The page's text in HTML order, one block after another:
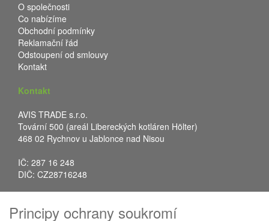
O společnosti
Co nabízíme
Obchodní podmínky
Reklamační řád
Odstoupení od smlouvy
Kontakt
Kontakt
AVIS TRADE s.r.o.
Tovární 500 (areál Libereckých kotláren Hölter)
468 02 Rychnov u Jablonce nad Nisou
IČ: 287 16 248
DIČ: CZ28716248
Fax: +420 483 034 590
Principy ochrany soukromí